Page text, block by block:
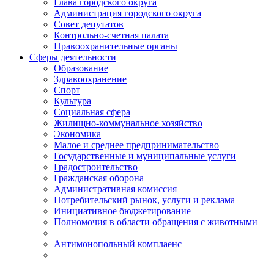
Глава городского округа
Администрация городcкого округа
Совет депутатов
Контрольно-счетная палата
Правоохранительные органы
Сферы деятельности
Образование
Здравоохранение
Спорт
Культура
Социальная сфера
Жилищно-коммунальное хозяйство
Экономика
Малое и среднее предпринимательство
Государственные и муниципальные услуги
Градостроительство
Гражданская оборона
Административная комиссия
Потребительский рынок, услуги и реклама
Инициативное бюджетирование
Полномочия в области обращения с животными
Антимонопольный комплаенс